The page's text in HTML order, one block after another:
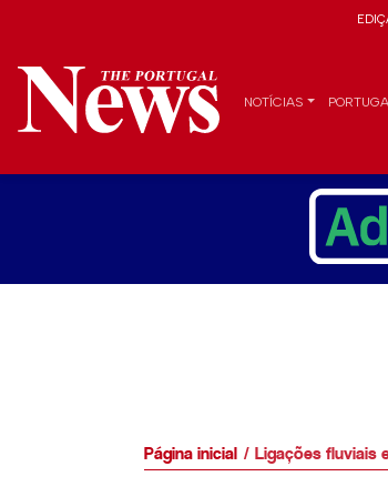
NOTÍCIAS
Página inicial Ligações fluviais